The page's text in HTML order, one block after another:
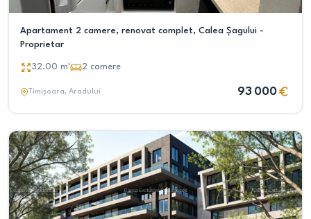
Apartament 2 camere, renovat complet, Calea Șagului -
Proprietar
32.00 m² 2 camere
Timișoara, Aradului 93 000